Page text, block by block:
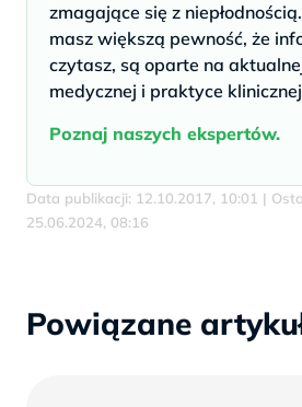
zmagające się z
masz większą pewność, że
czytasz, są oparte na
medycznej i praktyce
Poznaj naszych ekspertów.
Data publikacji: 12.10.2017, 10:01 |
25.06.2024, 08:16
Powiązane